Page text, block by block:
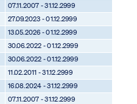
07.11.2007 - 31.12.2999
27.09.2023 - 01.12.2999
13.05.2026 - 01.12.2999
30.06.2022 - 01.12.2999
30.06.2022 - 01.12.2999
11.02.2011 - 31.12.2999
16.08.2024 - 31.12.2999
07.11.2007 - 31.12.2999